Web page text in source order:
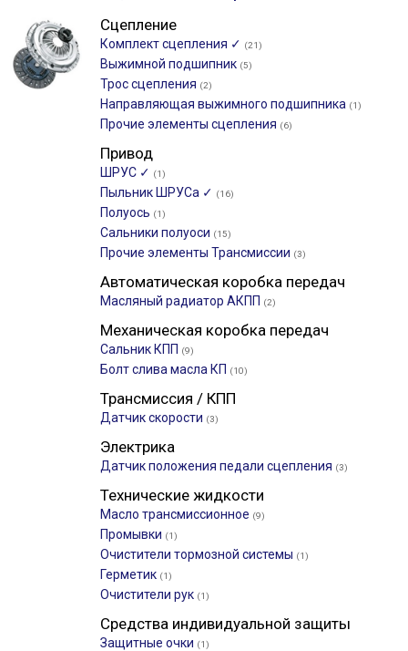
Сцепление
Комплект сцепления ✓ (21)
Выжимной подшипник (5)
Трос сцепления (2)
Направляющая выжимного подшипника (1)
Прочие элементы сцепления (6)
Привод
ШРУС ✓ (1)
Пыльник ШРУСа ✓ (16)
Полуось (1)
Сальники полуоси (15)
Прочие элементы Трансмиссии (3)
Автоматическая коробка передач
Масляный радиатор АКПП (2)
Механическая коробка передач
Сальник КПП (9)
Болт слива масла КП (10)
Трансмиссия / КПП
Датчик скорости (3)
Электрика
Датчик положения педали сцепления (3)
Технические жидкости
Масло трансмиссионное (9)
Промывки (1)
Очистители тормозной системы (1)
Герметик (1)
Очистители рук (1)
Средства индивидуальной защиты
Защитные очки (1)